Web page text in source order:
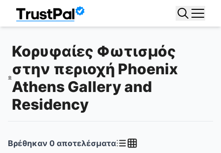
Κορυφαίες Φωτισμός
στην περιοχή Phoenix
Athens Gallery and
Residency
Βρέθηκαν 0 αποτελέσματα